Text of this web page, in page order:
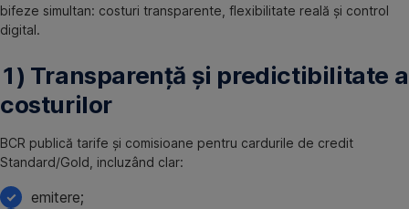
bifeze simultan: costuri transparente, flexibilitate reală și control
digital.
1) Transparență și predictibilitate a
costurilor
BCR publică tarife și comisioane pentru cardurile de credit
Standard/Gold, incluzând clar:
emitere;